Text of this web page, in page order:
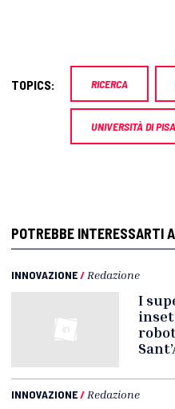
TOPICS: RICERCA
UNIVERSITÀ DI PISA
POTREBBE INTERESSARTI
INNOVAZIONE/ Redazione
I
INNOVAZIONE/ Redazione